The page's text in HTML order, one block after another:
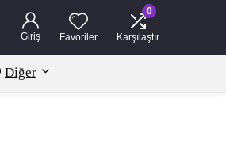
Giriş Favoriler
0
Karşılaştır
Diğer